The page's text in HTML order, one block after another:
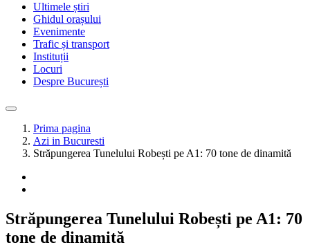
Ultimele știri
Ghidul orașului
Evenimente
Trafic și transport
Instituții
Locuri
Despre București
Prima pagina
Azi in Bucuresti
Străpungerea Tunelului Robești pe A1: 70 tone de dinamită
Străpungerea Tunelului Robești pe A1: 70
tone de dinamită